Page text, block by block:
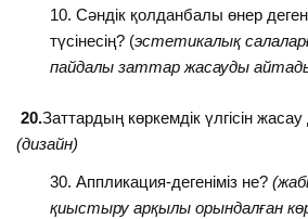
Сәндік қолданбалы өнер
түсінесің? (эстетикалық
пайдалы заттар жасауды
20.Заттардың көркемдік үлгісін жасау
(дизайн)
Аппликация-дегеніміз не?
қиыстыру арқылы орындалған